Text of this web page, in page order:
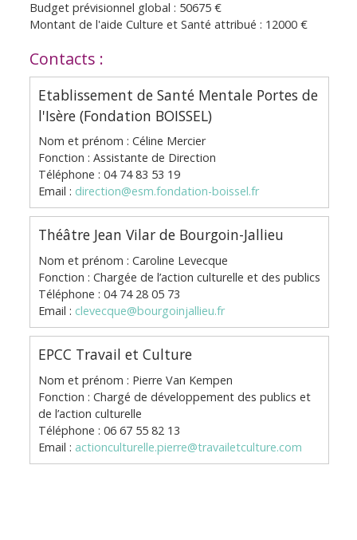
Budget prévisionnel global : 50675 €
Montant de l'aide Culture et Santé attribué : 12000 €
Contacts :
Etablissement de Santé Mentale Portes de
l'Isère (Fondation BOISSEL)
Nom et prénom : Céline Mercier
Fonction : Assistante de Direction
Téléphone : 04 74 83 53 19
Email : direction@esm.fondation-boissel.fr
Théâtre Jean Vilar de Bourgoin-Jallieu
Nom et prénom : Caroline Levecque
Fonction : Chargée de l’action culturelle et des publics
Téléphone : 04 74 28 05 73
Email : clevecque@bourgoinjallieu.fr
EPCC Travail et Culture
Nom et prénom : Pierre Van Kempen
Fonction : Chargé de développement des publics et
de l’action culturelle
Téléphone : 06 67 55 82 13
Email : actionculturelle.pierre@travailetculture.com